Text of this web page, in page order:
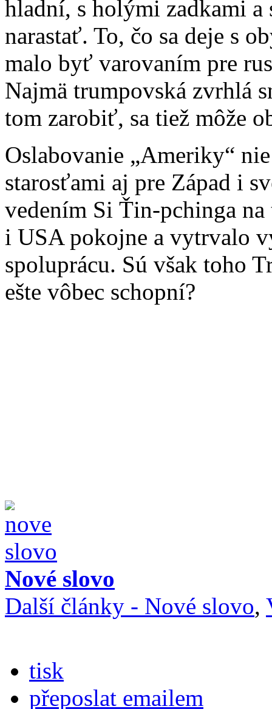
hladní, s holými zadkami
narastať. To, čo sa deje s
malo byť varovaním pre
Najmä trumpovská zvrhlá
tom zarobiť, sa tiež môže
Oslabovanie „Ameriky“
starosťami aj pre Západ i
vedením Si Ťin-pchinga
i USA pokojne a vytrvalo
spoluprácu. Sú však toho
ešte vôbec schopní?
Nové slovo
Další články - Nové slovo,
tisk
přeposlat emailem